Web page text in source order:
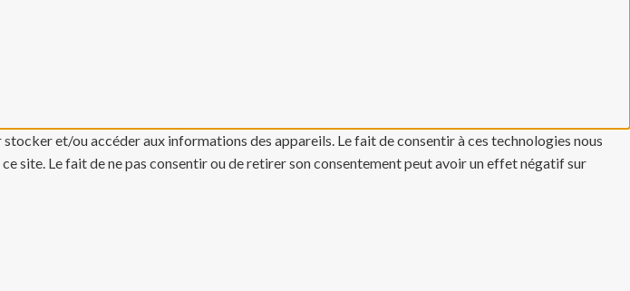
et/ou accéder aux informations des appareils. Le fait de consentir à ces technologies nous
site. Le fait de ne pas consentir ou de retirer son consentement peut avoir un effet négatif sur